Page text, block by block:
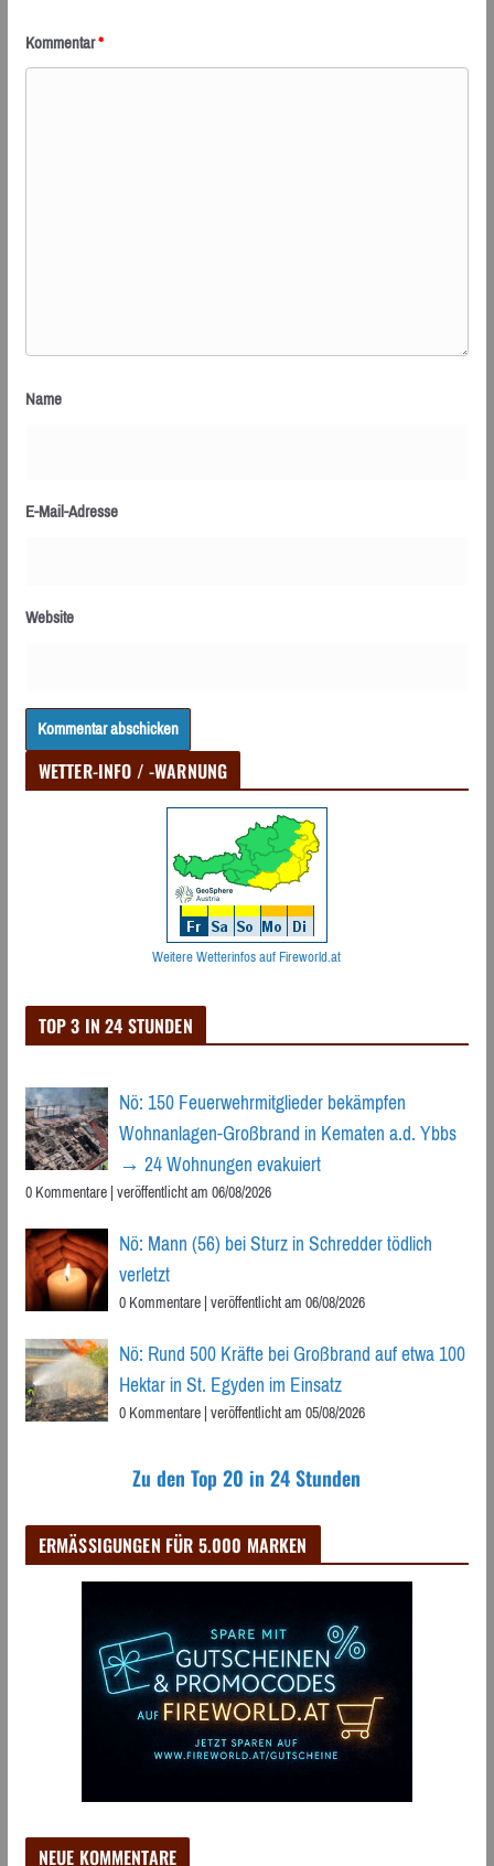
Kommentar*
Name
E-Mail-Adresse
Website
WETTER-INFO / -WARNUNG
Weitere Wetterinfos auf Fireworld.at
TOP 3 IN 24 STUNDEN
Nö: 150 Feuerwehrmitglieder bekämpfen
Wohnanlagen-Großbrand in Kematen a.d. Ybbs
→ 24 Wohnungen evakuiert
0 Kommentare|veröffentlicht am 06/08/2026
Nö: Mann (56) bei Sturz in Schredder tödlich
verletzt
0 Kommentare|veröffentlicht am 06/08/2026
Nö: Rund 500 Kräfte bei Großbrand auf etwa 100
Hektar in St. Egyden im Einsatz
0 Kommentare|veröffentlicht am 05/08/2026
Zu den Top 20 in 24 Stunden
ERMÄSSIGUNGEN FÜR 5.000 MARKEN
NEUE KOMMENTARE